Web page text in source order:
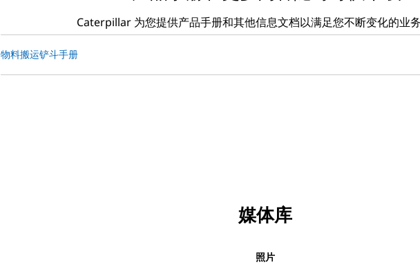
Caterpillar 为您提供产品手册和其他信息文档以满足您不断变化的业务
物料搬运铲斗手册
媒体库
照片